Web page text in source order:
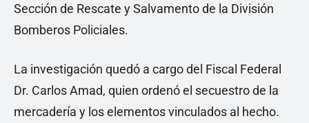
Sección de Rescate y Salvamento de la División
Bomberos Policiales.
La investigación quedó a cargo del Fiscal Federal
Dr. Carlos Amad, quien ordenó el secuestro de la
mercadería y los elementos vinculados al hecho.